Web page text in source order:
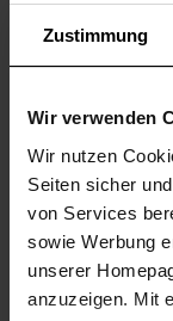
Zustimmung
Wir verwenden
Wir nutzen
Seiten sicher
von Services
sowie Werbung
unserer
anzuzeigen. Mit
Root Slayer®
-16 %
Sie Sparen 16
99*